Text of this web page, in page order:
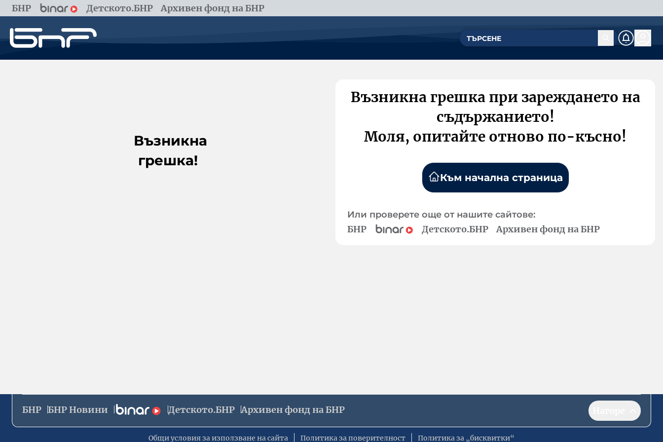
БНР Детското.БНР Архивен фонд на БНР
Възникна
грешка!
Възникна грешка при зареждането на
съдържанието!
Моля, опитайте отново по-късно!
Към начална страница
Или проверете още от нашите сайтове:
БНР Детското.БНР Архивен фонд на БНР
БНР БНР Новини Детското.БНР Архивен фонд на БНР
Общи условия за използване на сайта Политика за поверителност Политика за „бисквитки“